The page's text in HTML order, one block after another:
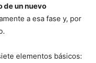
de un nuevo
a esa fase y, por
elementos básicos: